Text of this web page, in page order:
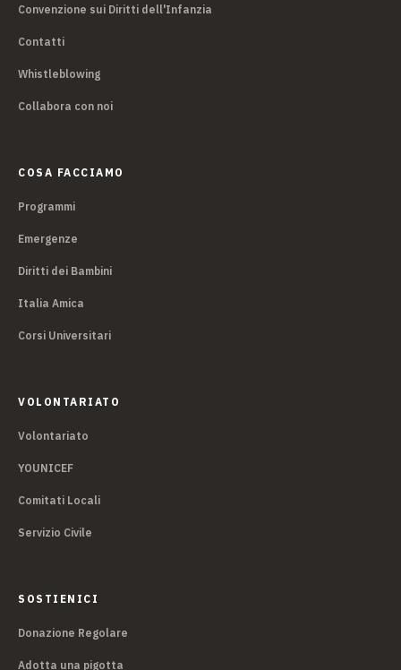
Convenzione sui Diritti dell'Infanzia
Contatti
Whistleblowing
Collabora con noi
COSA FACCIAMO
Programmi
Emergenze
Diritti dei Bambini
Italia Amica
Corsi Universitari
VOLONTARIATO
Volontariato
YOUNICEF
Comitati Locali
Servizio Civile
SOSTIENICI
Donazione Regolare
Adotta una pigotta